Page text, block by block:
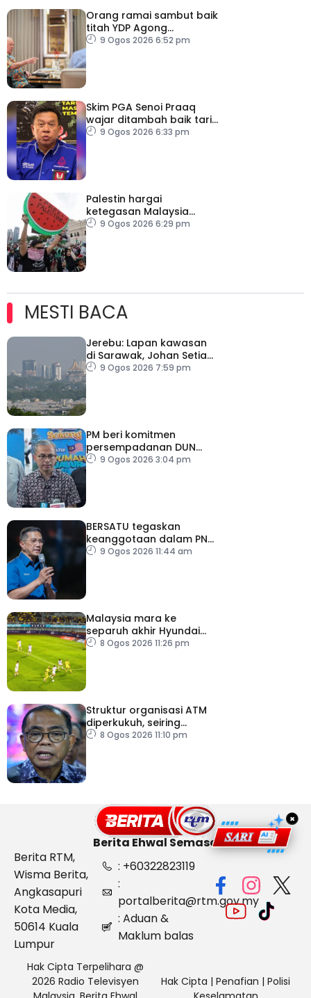
Orang ramai sambut baik
titah YDP Agong
berhubung RCI TH
9 Ogos 2026 6:52 pm
Skim PGA Senoi Praaq
wajar ditambah baik tarik
minat belia orang asli
9 Ogos 2026 6:33 pm
Palestin hargai
ketegasan Malaysia
halang laluan transit ke
9 Ogos 2026 6:29 pm
MESTI BACA
Jerebu: Lapan kawasan
di Sarawak, Johan Setia
di Selangor catat IPU
9 Ogos 2026 7:59 pm
PM beri komitmen
persempadanan DUN
Sarawak, minta laporan
9 Ogos 2026 3:04 pm
BERSATU tegaskan
keanggotaan dalam PN
masih sah
9 Ogos 2026 11:44 am
Malaysia mara ke
separuh akhir Hyundai
ASEAN Cup
8 Ogos 2026 11:26 pm
Struktur organisasi ATM
diperkukuh, seiring
pemodenan aset
8 Ogos 2026 11:10 pm
×
Berita Ehwal Semasa
Berita RTM,
Wisma Berita,
Angkasapuri
Kota Media,
50614 Kuala
Lumpur
: +60322823119
:
portalberita@rtm.gov.my
: Aduan &
Maklum balas
Hak Cipta Terpelihara @
2026 Radio Televisyen
Hak Cipta | Penafian | Polisi